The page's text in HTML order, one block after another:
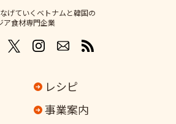
げていくベトナムと韓国の
ア食材専門企業
レシピ
事業案内